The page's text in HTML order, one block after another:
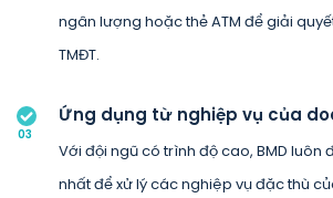
ngân lượng hoặc thẻ ATM để giải
TMĐT.
03
Ứng dụng từ nghiệp vụ của
Với đội ngũ có trình độ cao, BMD
nhất để xử lý các nghiệp vụ đặc thù